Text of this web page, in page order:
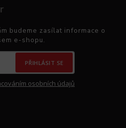
budeme zasílat informace o
e-shopu.
PŘIHLÁSIT SE
osobních údajů